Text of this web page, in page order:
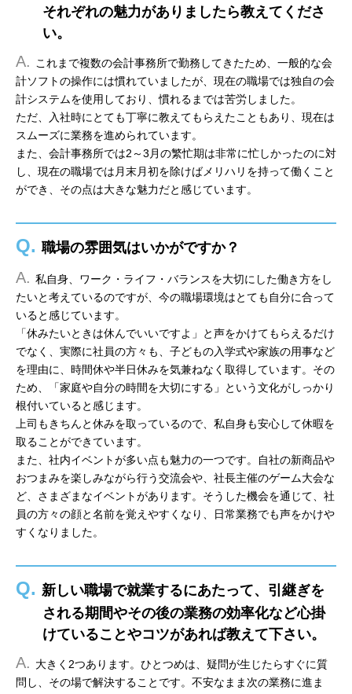
それぞれの魅力がありましたら教えてくださ
い。
A. これまで複数の会計事務所で勤務してきたため、一般的な会
計ソフトの操作には慣れていましたが、現在の職場では独自の会
計システムを使用しており、慣れるまでは苦労しました。
ただ、入社時にとても丁寧に教えてもらえたこともあり、現在は
スムーズに業務を進められています。
また、会計事務所では2～3月の繁忙期は非常に忙しかったのに対
し、現在の職場では月末月初を除けばメリハリを持って働くこと
ができ、その点は大きな魅力だと感じています。
Q. 職場の雰囲気はいかがですか？
A. 私自身、ワーク・ライフ・バランスを大切にした働き方をし
たいと考えているのですが、今の職場環境はとても自分に合って
いると感じています。
「休みたいときは休んでいいですよ」と声をかけてもらえるだけ
でなく、実際に社員の方々も、子どもの入学式や家族の用事など
を理由に、時間休や半日休みを気兼ねなく取得しています。その
ため、「家庭や自分の時間を大切にする」という文化がしっかり
根付いていると感じます。
上司もきちんと休みを取っているので、私自身も安心して休暇を
取ることができています。
また、社内イベントが多い点も魅力の一つです。自社の新商品や
おつまみを楽しみながら行う交流会や、社長主催のゲーム大会な
ど、さまざまなイベントがあります。そうした機会を通じて、社
員の方々の顔と名前を覚えやすくなり、日常業務でも声をかけや
すくなりました。
Q. 新しい職場で就業するにあたって、引継ぎを
される期間やその後の業務の効率化など心掛
けていることやコツがあれば教えて下さい。
A. 大きく2つあります。ひとつめは、疑問が生じたらすぐに質
問し、その場で解決することです。不安なまま次の業務に進ま